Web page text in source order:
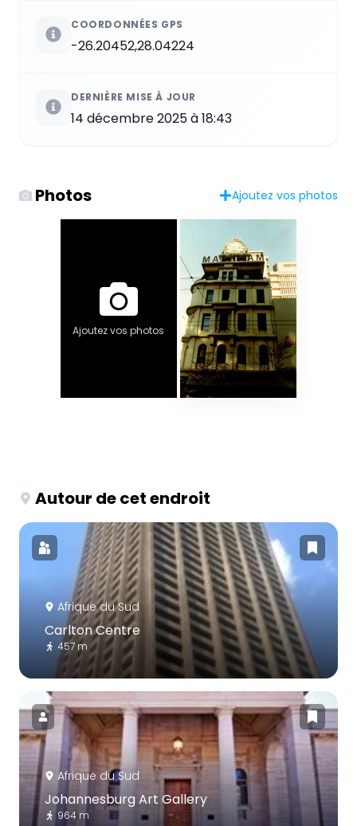
COORDONNÉES GPS
-26.20452,28.04224
DERNIÈRE MISE À JOUR
14 décembre 2025 à 18:43
Photos Ajoutez vos photos
Ajoutez vos photos
Autour de cet endroit
Afrique du Sud
Carlton Centre
457 m
Afrique du Sud
Johannesburg Art Gallery
964 m